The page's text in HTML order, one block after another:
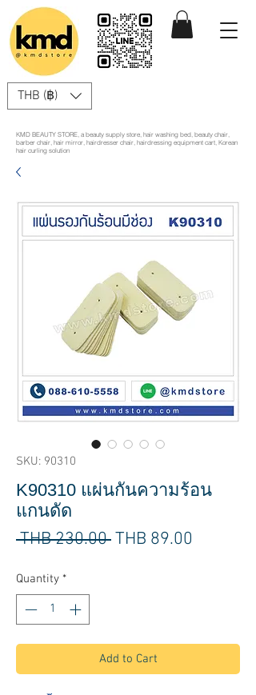
THB (฿)
KMD BEAUTY STORE, a beauty supply store, hair washing bed, beauty chair,
barber chair, hair mirror, hairdresser chair, hairdressing equipment cart, Korean
hair curling solution
SKU: 90310
K90310 แผ่นกันความร้อน
แกนดัด
THB 230.00 Regular
THB 89.00
Quantity *
Add to Cart